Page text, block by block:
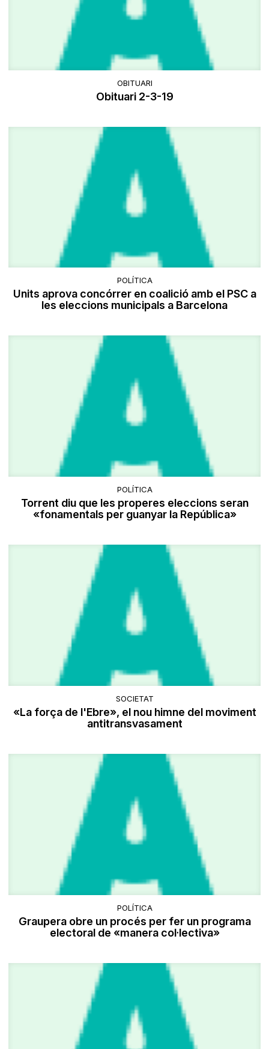
OBITUARI
Obituari 2-3-19
POLÍTICA
Units aprova concórrer en coalició amb el PSC a
les eleccions municipals a Barcelona
POLÍTICA
Torrent diu que les properes eleccions seran
«fonamentals per guanyar la República»
SOCIETAT
«La força de l'Ebre», el nou himne del moviment
antitransvasament
POLÍTICA
Graupera obre un procés per fer un programa
electoral de «manera col·lectiva»